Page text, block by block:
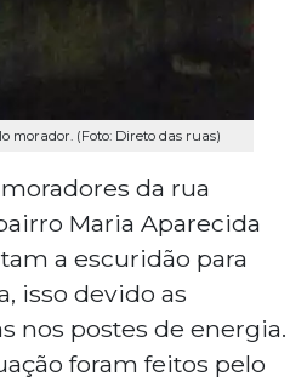
morador. (Foto: Direto das ruas)
da rua
Maria Aparecida
a escuridão para
isso devido as
nos postes de energia.
foram feitos pelo